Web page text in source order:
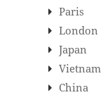
Paris
London
Japan
Vietnam
China